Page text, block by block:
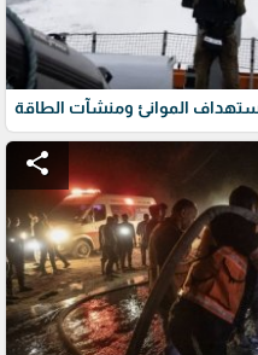
استهداف الموانئ ومنشآت الطاقة
share